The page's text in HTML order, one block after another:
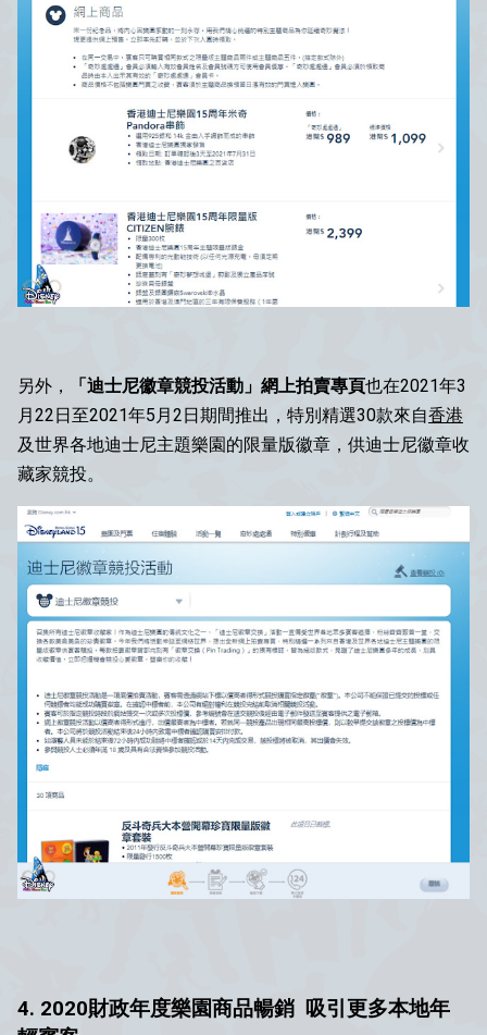
另外， 「迪士尼徽章競投活動」網上拍賣專頁也在2021年3
月22日至2021年5月2日期間推出，特別精選30款來自香港
及世界各地迪士尼主題樂園的限量版徽章，供迪士尼徽章收
藏家競投。
4. 2020財政年度樂園商品暢銷 吸引更多本地年